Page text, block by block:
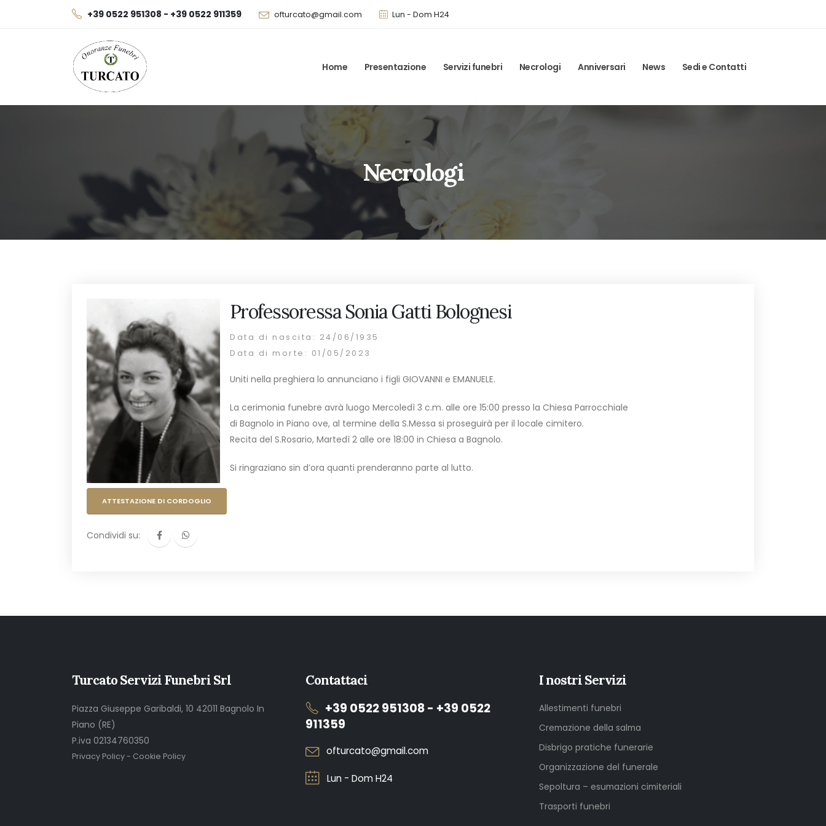
+39 0522 951308 - +39 0522 911359 ofturcato@gmail.com Lun - Dom H24
Home Presentazione Servizi funebri Necrologi Anniversari News Sedi e Contatti
Necrologi
Professoressa Sonia Gatti Bolognesi
Data di nascita: 24/06/1935
Data di morte: 01/05/2023
Uniti nella preghiera lo annunciano i figli GIOVANNI e EMANUELE.
La cerimonia funebre avrà luogo Mercoledì 3 c.m. alle ore 15:00 presso la Chiesa Parrocchiale
di Bagnolo in Piano ove, al termine della S.Messa si proseguirà per il locale cimitero.
Recita del S.Rosario, Martedì 2 alle ore 18:00 in Chiesa a Bagnolo.
Si ringraziano sin d’ora quanti prenderanno parte al lutto.
ATTESTAZIONE DI CORDOGLIO
Condividi su:
Turcato Servizi Funebri Srl
Piazza Giuseppe Garibaldi, 10 42011 Bagnolo In
Piano (RE)
P.iva 02134760350
Privacy Policy- Cookie Policy
Contattaci
+39 0522 951308 - +39 0522
911359
ofturcato@gmail.com
Lun - Dom H24
I nostri Servizi
Allestimenti funebri
Cremazione della salma
Disbrigo pratiche funerarie
Organizzazione del funerale
Sepoltura – esumazioni cimiteriali
Trasporti funebri